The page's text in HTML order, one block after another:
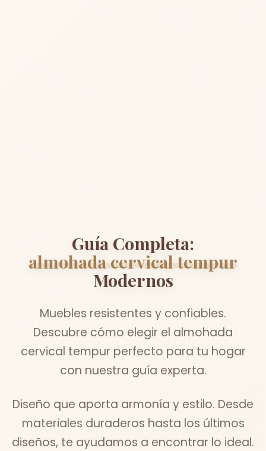
Guía Completa:
almohada cervical tempur
Modernos
Muebles resistentes y confiables.
Descubre cómo elegir el almohada
cervical tempur perfecto para tu hogar
con nuestra guía experta.
Diseño que aporta armonía y estilo. Desde
materiales duraderos hasta los últimos
diseños, te ayudamos a encontrar lo ideal.